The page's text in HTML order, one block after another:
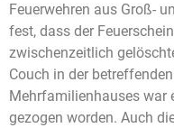
Feuerwehren aus Groß-
fest, dass der
zwischenzeitlich
Couch in der
Mehrfamilienhauses
gezogen worden. Auch